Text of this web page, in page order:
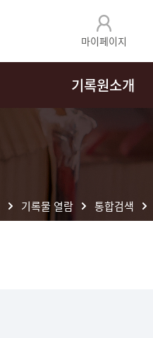
마이페이지
기록원소개
기록물 열람 통합검색